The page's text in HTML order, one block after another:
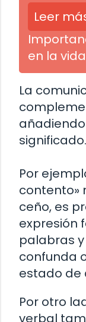
Leer
en la
La
significado.
Por
contento»
ceño, es
expresión
palabras
confunda
estado de
Por otro
verbal